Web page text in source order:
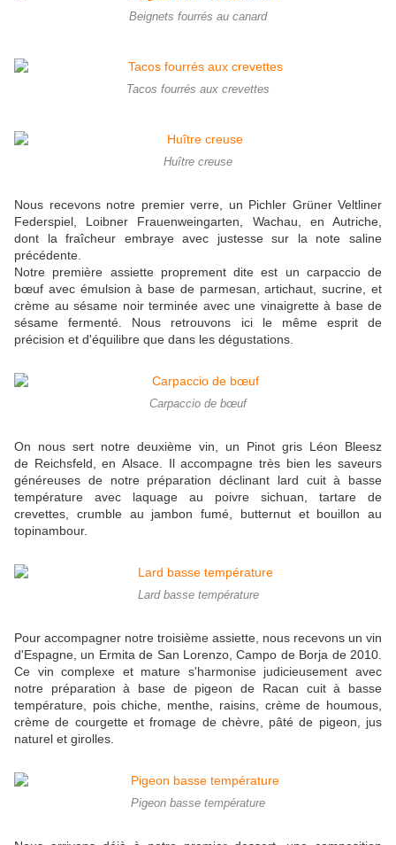
Beignets fourrés au canard
Tacos fourrés aux crevettes
Huître creuse
Nous recevons notre premier verre, un Pichler Grüner Veltliner
Federspiel, Loibner Frauenweingarten, Wachau, en Autriche,
dont la fraîcheur embraye avec justesse sur la note saline
précédente.
Notre première assiette proprement dite est un carpaccio de
bœuf avec émulsion à base de parmesan, artichaut, sucrine, et
crème au sésame noir terminée avec une vinaigrette à base de
sésame fermenté. Nous retrouvons ici le même esprit de
précision et d'équilibre que dans les dégustations.
Carpaccio de bœuf
On nous sert notre deuxième vin, un Pinot gris Léon Bleesz
de Reichsfeld, en Alsace. Il accompagne très bien les saveurs
généreuses de notre préparation déclinant lard cuit à basse
température avec laquage au poivre sichuan, tartare de
crevettes, crumble au jambon fumé, butternut et bouillon au
topinambour.
Lard basse température
Pour accompagner notre troisième assiette, nous recevons un vin
d'Espagne, un Ermita de San Lorenzo, Campo de Borja de 2010.
Ce vin complexe et mature s'harmonise judicieusement avec
notre préparation à base de pigeon de Racan cuit à basse
température, pois chiche, menthe, raisins, crème de houmous,
crème de courgette et fromage de chèvre, pâté de pigeon, jus
naturel et girolles.
Pigeon basse température